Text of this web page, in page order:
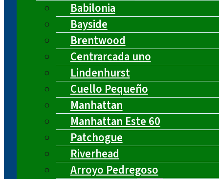
Babilonia
Bayside
Brentwood
Centrarcada uno
Lindenhurst
Cuello Pequeño
Manhattan
Manhattan Este 60
Patchogue
Riverhead
Arroyo Pedregoso